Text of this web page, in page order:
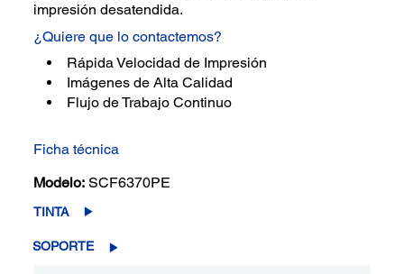
impresión desatendida.
¿Quiere que lo contactemos?
Rápida Velocidad de Impresión
Imágenes de Alta Calidad
Flujo de Trabajo Continuo
Ficha técnica
Modelo: SCF6370PE
TINTA
SOPORTE